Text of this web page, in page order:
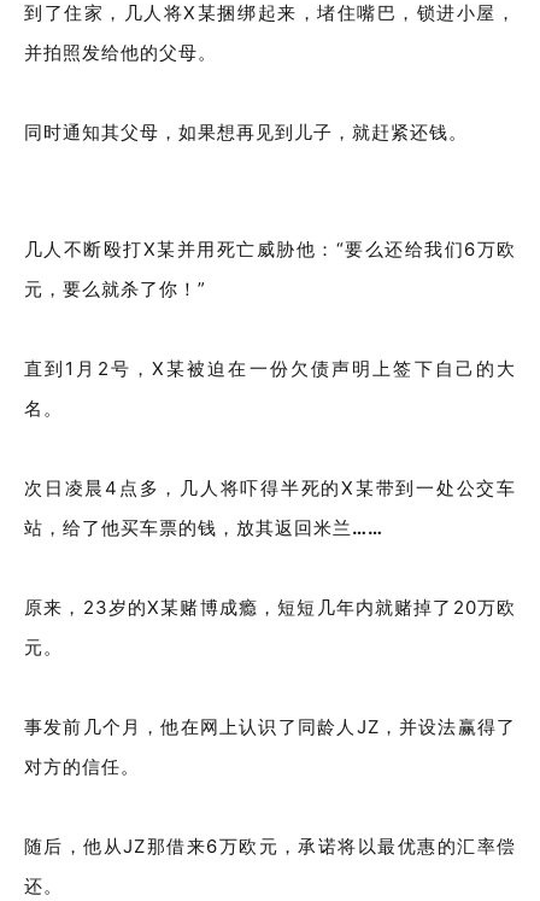
到了住家，几人将X某捆绑起来，堵住嘴巴，锁进小屋，
并拍照发给他的父母。
同时通知其父母，如果想再见到儿子，就赶紧还钱。
几人不断殴打X某并用死亡威胁他：“要么还给我们6万欧
元，要么就杀了你！”
直到1月2号，X某被迫在一份欠债声明上签下自己的大
名。
次日凌晨4点多，几人将吓得半死的X某带到一处公交车
站，给了他买车票的钱，放其返回米兰……
原来，23岁的X某赌博成瘾，短短几年内就赌掉了20万欧
元。
事发前几个月，他在网上认识了同龄人JZ，并设法赢得了
对方的信任。
随后，他从JZ那借来6万欧元，承诺将以最优惠的汇率偿
还。